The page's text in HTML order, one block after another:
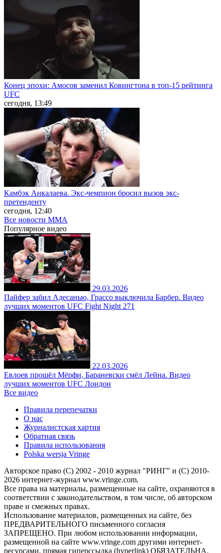
Конец эпохи: Амосов заменил Ковингтона в топ-15 рейтинга
UFC
сегодня, 13:49
Камбэк Анкалаева. Экс-чемпион бросил вызов экс-
претенденту
сегодня, 12:40
Все новости MMA
Популярное видео
29.03.2026
Пайфер забил Адесанью, Грассо выключила Барбер. Видео
лучших моментов UFC Fight Night 271
22.03.2026
Евлоев прошёл Мёрфи, Бараневски смёл Лейна. Видео
лучших моментов UFC Лондон
Все видео
Правила перепечатки
О нас
Журналистская хартия
Обратная связь
Правила использования
Polska wersja Vringe
Авторское право (С) 2002 - 2010 журнал "РИНГ" и (С) 2010-
2026 интернет-журнал www.vringe.com.
Все права на материалы, размещенные на сайте, охраняются в
соответствии с законодательством, в том числе, об авторском
праве и смежных правах.
Использование материалов, размещенных на сайте, без
ПРЕДВАРИТЕЛЬНОГО письменного согласия
ЗАПРЕЩЕНО. При любом использовании информации,
размещенной на сайте www.vringe.com другими интернет-
ресурсами, прямая гиперссылка (hyperlink) ОБЯЗАТЕЛЬНА.